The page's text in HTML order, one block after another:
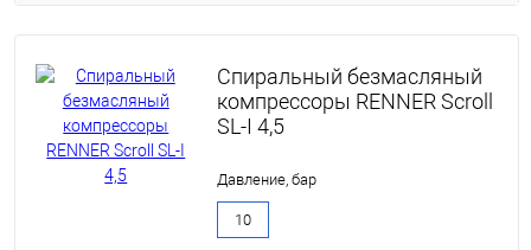
Спиральный безмасляный
компрессоры RENNER Scroll
SL-I 4,5
Давление, бар
10